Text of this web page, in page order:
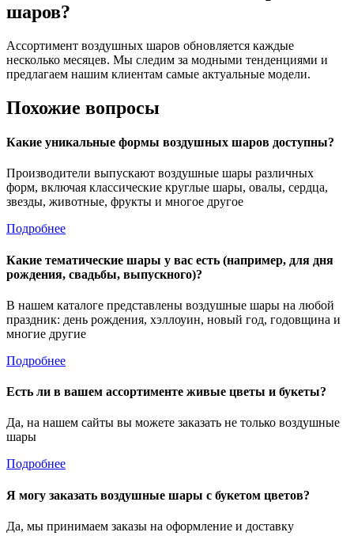
шаров?
Ассортимент воздушных шаров обновляется каждые
несколько месяцев. Мы следим за модными тенденциями и
предлагаем нашим клиентам самые актуальные модели.
Похожие вопросы
Какие уникальные формы воздушных шаров доступны?
Производители выпускают воздушные шары различных
форм, включая классические круглые шары, овалы, сердца,
звезды, животные, фрукты и многое другое
Подробнее
Какие тематические шары у вас есть (например, для дня
рождения, свадьбы, выпускного)?
В нашем каталоге представлены воздушные шары на любой
праздник: день рождения, хэллоуин, новый год, годовщина и
многие другие
Подробнее
Есть ли в вашем ассортименте живые цветы и букеты?
Да, на нашем сайты вы можете заказать не только воздушные
шары
Подробнее
Я могу заказать воздушные шары с букетом цветов?
Да, мы принимаем заказы на оформление и доставку